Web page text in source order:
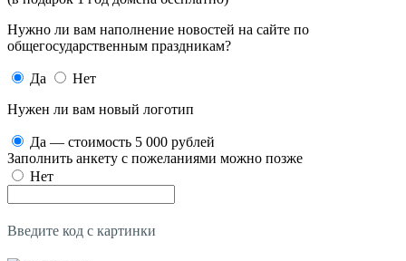
Нужно ли вам наполнение новостей на сайте по
общегосударственным праздникам?
Да
Нет
Нужен ли вам новый логотип
Да — стоимость 5 000 рублей
Заполнить анкету с пожеланиями можно позже
Нет
Введите код с картинки